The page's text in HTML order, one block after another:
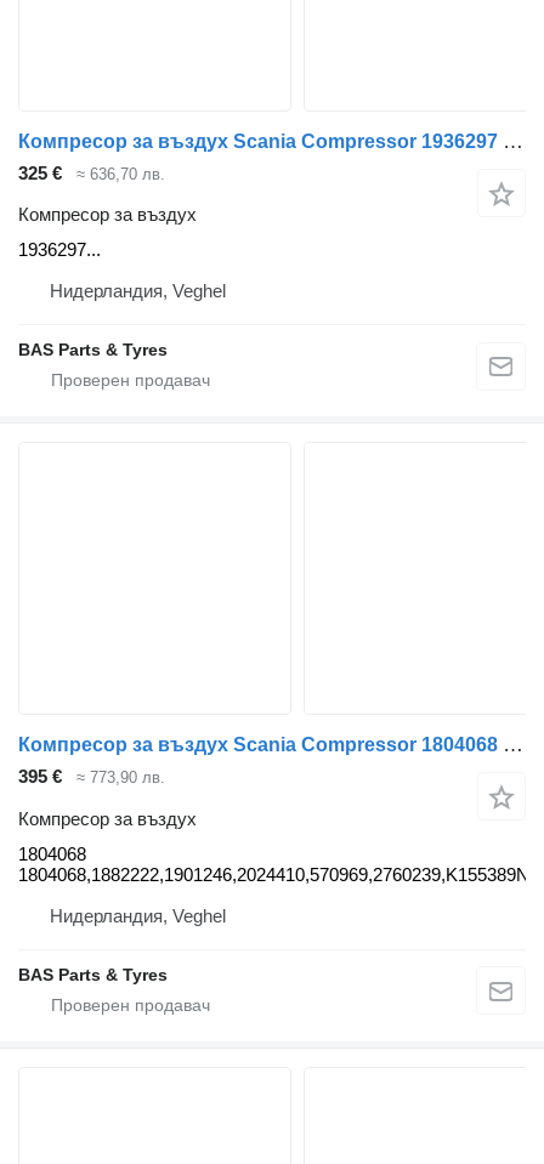
Компресор за въздух Scania Compressor 1936297 за камион Scania
325 € ≈ 636,70 лв.
Компресор за въздух
1936297...
Нидерландия, Veghel
BAS Parts & Tyres
Компресор за въздух Scania Compressor 1804068 за камион Scania
395 € ≈ 773,90 лв.
Компресор за въздух
1804068
Нидерландия, Veghel
BAS Parts & Tyres